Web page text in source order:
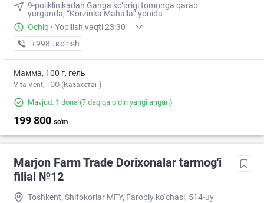
9-poliklinikadan Ganga ko‘prigi tomonga qarab
yurganda, “Korzinka Mahalla” yonida
Ochiq · Yopilish vaqti 23:30
+998 (87) XXX-XX-XX
кo’rish
Мамма, 100 г, гель
Vita-Vent, TOO (Казахстан)
Mavjud: 1 dona (7 daqiqa oldin yangilangan)
199 800 so'm
Marjon Farm Trade Dorixonalar tarmog'i
filial №12
Toshkent, Shifokorlar MFY, Farobiy ko‘chasi, 514-uy